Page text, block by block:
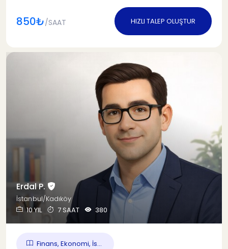
850₺/SAAT HIZLI TALEP OLUŞTUR
Erdal P.
İstanbul/Kadıköy
10 YIL
7 SAAT 380
Finans, Ekonomi, İs...